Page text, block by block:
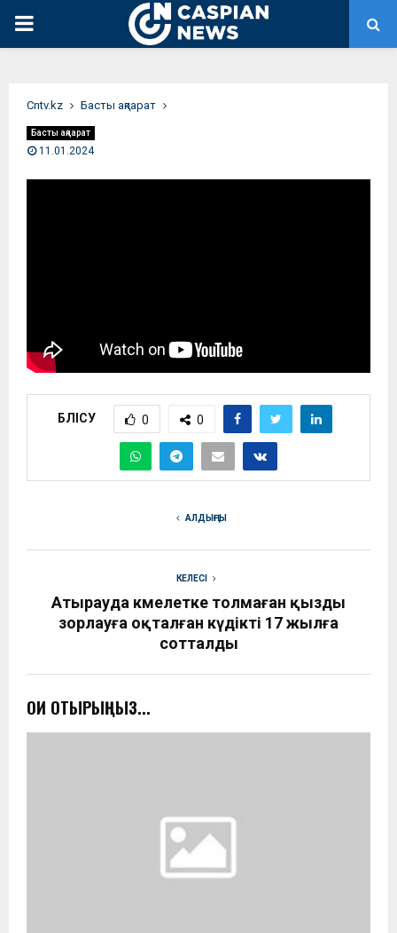
PRIMARY
Сntv.kz Басты ақпарат
Басты ақпарат
11.01.2024
БӨЛІСУ 0 0
АЛДЫҢҒЫ
КЕЛЕСІ
Атырауда кәмелетке толмаған қызды
зорлауға оқталған күдікті 17 жылға
сотталды
ОҚИ ОТЫРЫҢЫЗ...